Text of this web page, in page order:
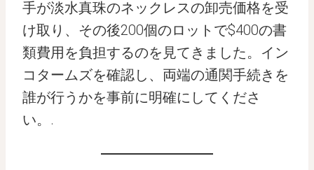
手が淡水真珠のネックレスの卸売価格を受
け取り、その後200個のロットで$400の書
類費用を負担するのを見てきました。イン
コタームズを確認し、両端の通関手続きを
誰が行うかを事前に明確にしてくださ
い。.